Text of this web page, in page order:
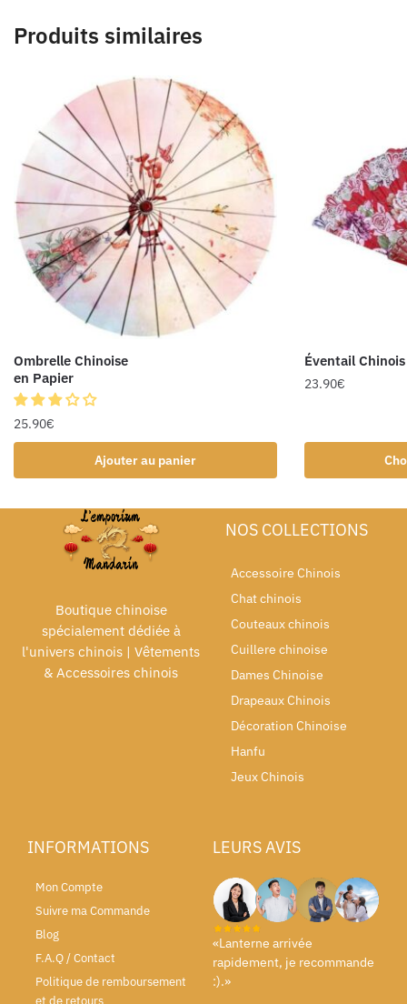
Produits similaires
Ombrelle Chinoise
en Papier
25.90€
Ajouter au panier
Éventail
23.90€
Boutique chinoise
spécialement dédiée à
l'univers chinois | Vêtements
& Accessoires chinois
NOS COLLECTIONS
Accessoire Chinois
Chat chinois
Couteaux chinois
Cuillere chinoise
Dames Chinoise
Drapeaux Chinois
Décoration Chinoise
Hanfu
Jeux Chinois
INFORMATIONS
Mon Compte
Suivre ma Commande
Blog
F.A.Q / Contact
Politique de remboursement
LEURS AVIS
«Lanterne arrivée
rapidement, je recommande
:).»